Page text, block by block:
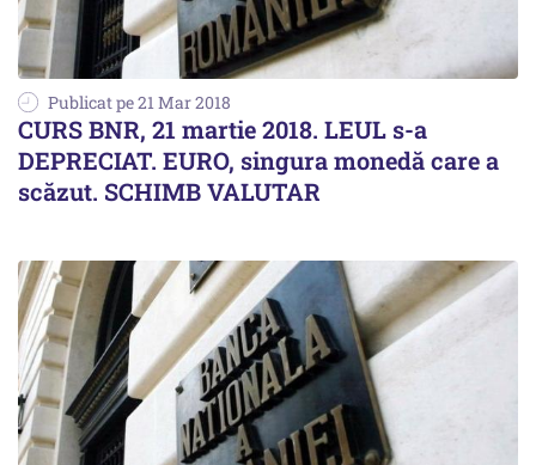
Publicat pe 21 Mar 2018
CURS BNR, 21 martie 2018. LEUL s-a
DEPRECIAT. EURO, singura monedă care a
scăzut. SCHIMB VALUTAR